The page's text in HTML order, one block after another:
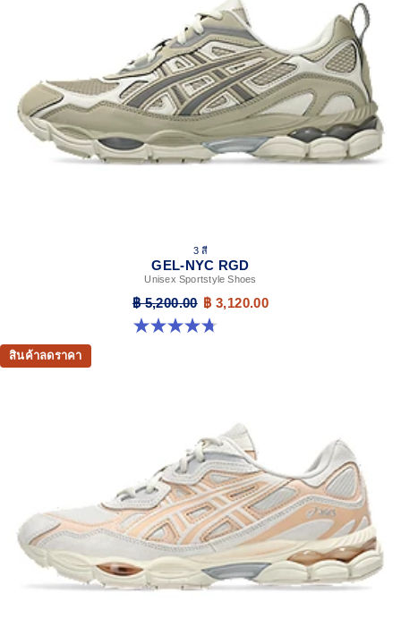
3 สี
GEL-NYC RGD
Unisex Sportstyle Shoes
฿ 5,200.00 ฿ 3,120.00
4.7 จาก 5 ดาว 119 รีวิว
สินค้าลดราคา